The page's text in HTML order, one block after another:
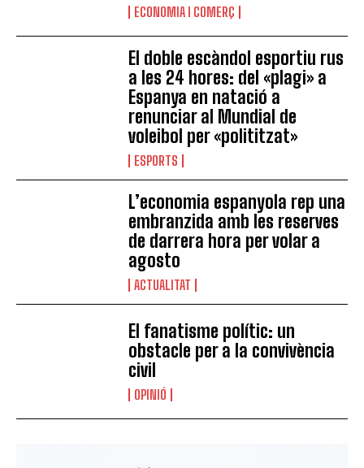
ECONOMIA I COMERÇ
El doble escàndol esportiu rus
a les 24 hores: del «plagi» a
Espanya en natació a
renunciar al Mundial de
voleibol per «polititzat»
ESPORTS
L’economia espanyola rep una
embranzida amb les reserves
de darrera hora per volar a
agosto
ACTUALITAT
El fanatisme polític: un
obstacle per a la convivència
civil
OPINIÓ